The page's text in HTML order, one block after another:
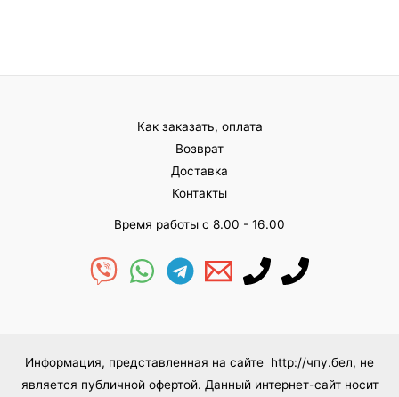
Как заказать, оплата
Возврат
Доставка
Контакты
Время работы с 8.00 - 16.00
Информация, представленная на сайте http://чпу.бел, не
является публичной офертой. Данный интернет-сайт носит